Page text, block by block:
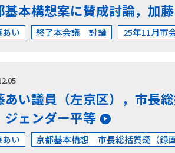
基本構想案に賛成討論，加藤
あい 終了本会議 討論 25年11月市
あい議員（左京区），市長
ジェンダー平等
あい 京都基本構想 市長総括質疑（録画